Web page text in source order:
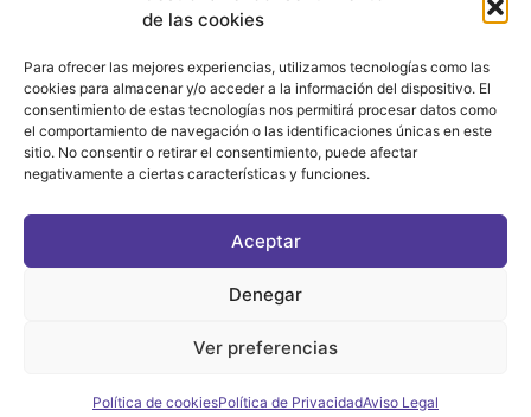
de las cookies
Para ofrecer las mejores experiencias, utilizamos tecnologías como las
cookies para almacenar y/o acceder a la información del dispositivo. El
consentimiento de estas tecnologías nos permitirá procesar datos como
el comportamiento de navegación o las identificaciones únicas en este
sitio. No consentir o retirar el consentimiento, puede afectar
negativamente a ciertas características y funciones.
Aceptar
Denegar
Ver preferencias
Política de cookiesPolítica de PrivacidadAviso Legal
ASOCIATE AL FÓRUM
C/ BRAVO MURILLO, 4 DESPACHO 5. 28015 MADRID
©2021 FORUM POLÍTICA FEMINISTA